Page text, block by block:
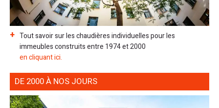
Tout savoir sur les chaudières individuelles pour les
immeubles construits entre 1974 et 2000
en cliquant ici.
DE 2000 À NOS JOURS